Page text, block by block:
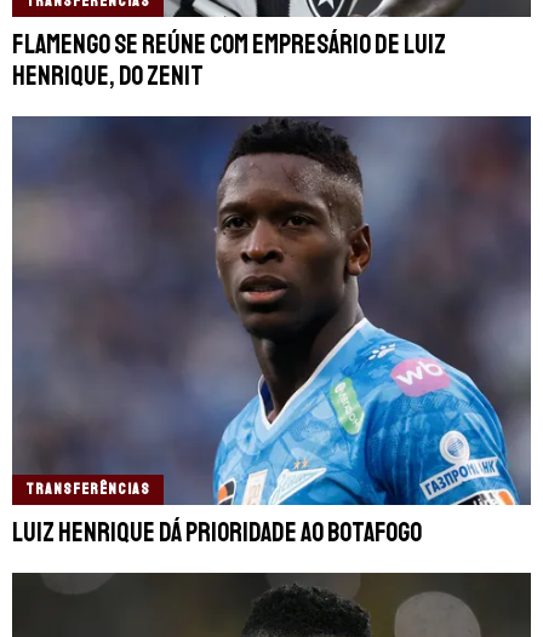
Flamengo se reúne com empresário de Luiz
Henrique, do Zenit
TRANSFERÊNCIAS
Luiz Henrique dá prioridade ao Botafogo